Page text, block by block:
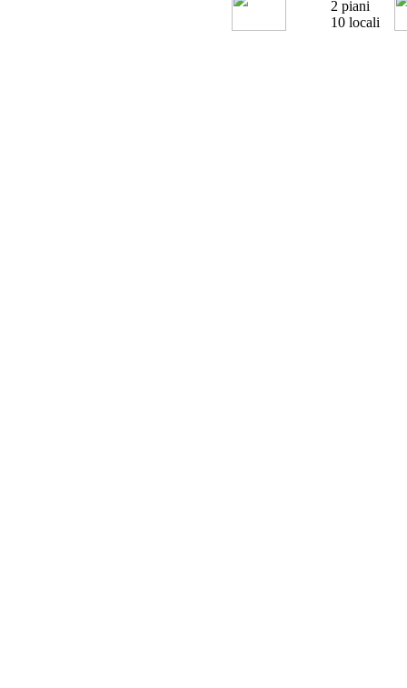
2 piani
10 locali